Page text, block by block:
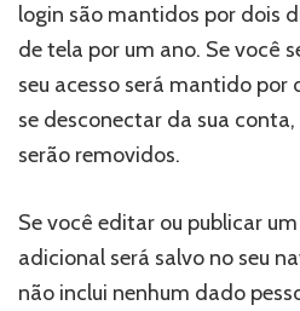
login são mantidos por dois
de tela por um ano. Se você
seu acesso será mantido por
se desconectar da sua
serão removidos.
Se você editar ou publicar
adicional será salvo no seu
não inclui nenhum dado